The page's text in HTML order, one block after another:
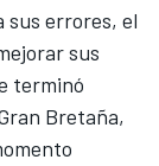
sus errores, el
sus
terminó
Bretaña,